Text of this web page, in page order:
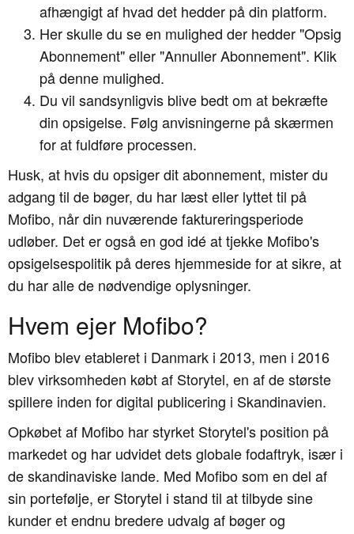
afhængigt af hvad det hedder på din platform.
Her skulle du se en mulighed der hedder "Opsig
Abonnement" eller "Annuller Abonnement". Klik
på denne mulighed.
Du vil sandsynligvis blive bedt om at bekræfte
din opsigelse. Følg anvisningerne på skærmen
for at fuldføre processen.
Husk, at hvis du opsiger dit abonnement, mister du
adgang til de bøger, du har læst eller lyttet til på
Mofibo, når din nuværende faktureringsperiode
udløber. Det er også en god idé at tjekke Mofibo's
opsigelsespolitik på deres hjemmeside for at sikre, at
du har alle de nødvendige oplysninger.
Hvem ejer Mofibo?
Mofibo blev etableret i Danmark i 2013, men i 2016
blev virksomheden købt af Storytel, en af de største
spillere inden for digital publicering i Skandinavien.
Opkøbet af Mofibo har styrket Storytel's position på
markedet og har udvidet dets globale fodaftryk, især i
de skandinaviske lande. Med Mofibo som en del af
sin portefølje, er Storytel i stand til at tilbyde sine
kunder et endnu bredere udvalg af bøger og